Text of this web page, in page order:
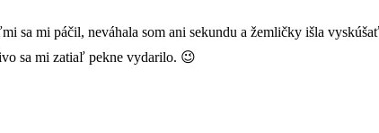
sa mi páčil, neváhala som ani sekundu a žemličky išla
sa mi zatiaľ pekne vydarilo. 😉